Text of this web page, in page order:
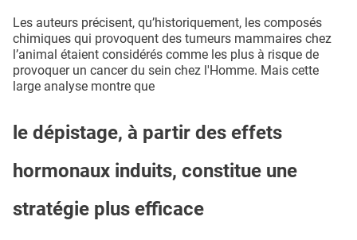
Les auteurs précisent, qu’historiquement, les composés
chimiques qui provoquent des tumeurs mammaires chez
l’animal étaient considérés comme les plus à risque de
provoquer un cancer du sein chez l'Homme. Mais cette
large analyse montre que
le dépistage, à partir des effets
hormonaux induits, constitue une
stratégie plus efficace